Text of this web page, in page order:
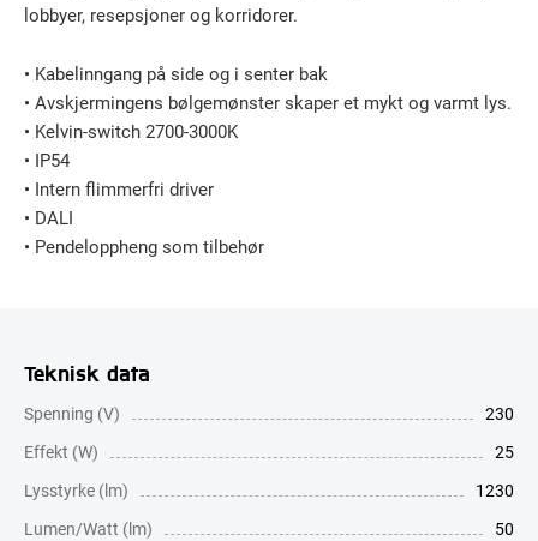
lobbyer, resepsjoner og korridorer.
• Kabelinngang på side og i senter bak
• Avskjermingens bølgemønster skaper et mykt og varmt lys.
• Kelvin-switch 2700-3000K
• IP54
• Intern flimmerfri driver
• DALI
• Pendeloppheng som tilbehør
Teknisk data
Spenning (V)
230
Effekt (W)
25
Lysstyrke (lm)
1230
Lumen/Watt (lm)
50